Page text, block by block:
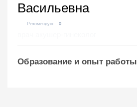
Васильевна
Рекомендую 0
Образование и опыт работы